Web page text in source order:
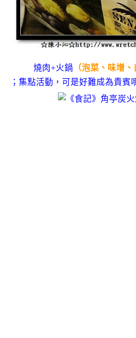
燒肉+火鍋 （泡菜、味增
；集點活動，可是好難成為貴賓